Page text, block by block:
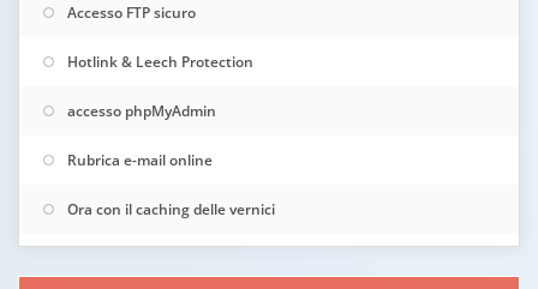
Accesso FTP sicuro
Hotlink & Leech Protection
accesso phpMyAdmin
Rubrica e-mail online
Ora con il caching delle vernici